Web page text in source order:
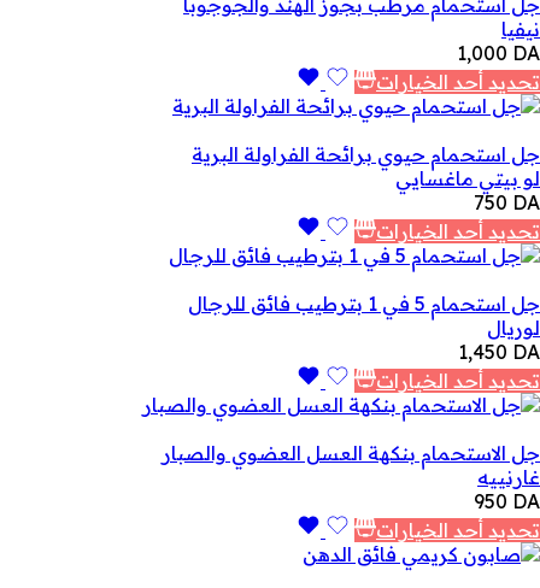
نيفيا
1,000 DA
تحديد أحد الخيارات
جل استحمام حيوي برائحة الفراولة البرية
لو بيتي ماغسايي
750 DA
تحديد أحد الخيارات
جل استحمام 5 في 1 بترطيب فائق للرجال
لوريال
1,450 DA
تحديد أحد الخيارات
جل الاستحمام بنكهة العسل العضوي والصبار
غارنييه
950 DA
تحديد أحد الخيارات